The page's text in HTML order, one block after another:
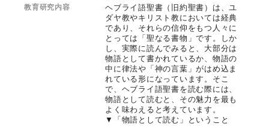
教育研究内容
ヘブライ語聖書（旧約聖書）は、ユ
ダヤ教やキリスト教においては経典
であり、それらの信仰をもつ人々に
とっては「聖なる書物」です。しか
し、実際に読んでみると、大部分は
物語として書かれているか、物語の
中に律法や「神の言葉」がはめ込ま
れている形になっています。そこ
で、ヘブライ語聖書を読む際には、
物語として読むと、その魅力を最も
よく味わえると考えています。
▼「物語として読む」ということ